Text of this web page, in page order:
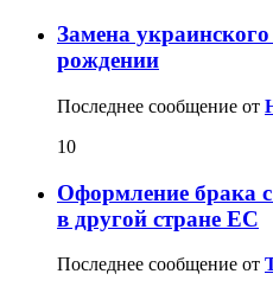
Замена украинского
рождении
Последнее сообщение от
10
Оформление брака
в другой стране ЕС
Последнее сообщение от